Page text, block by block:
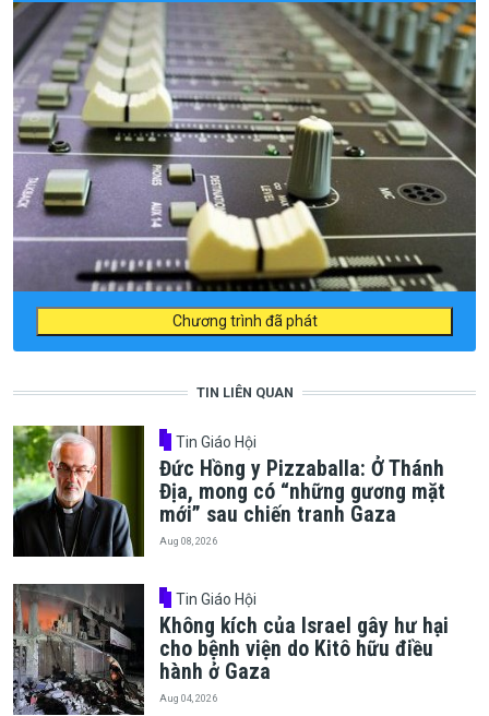
Chương trình đã phát
TIN LIÊN QUAN
Tin Giáo Hội
Đức Hồng y Pizzaballa: Ở Thánh
Địa, mong có “những gương mặt
mới” sau chiến tranh Gaza
Aug 08, 2026
Tin Giáo Hội
Không kích của Israel gây hư hại
cho bệnh viện do Kitô hữu điều
hành ở Gaza
Aug 04, 2026